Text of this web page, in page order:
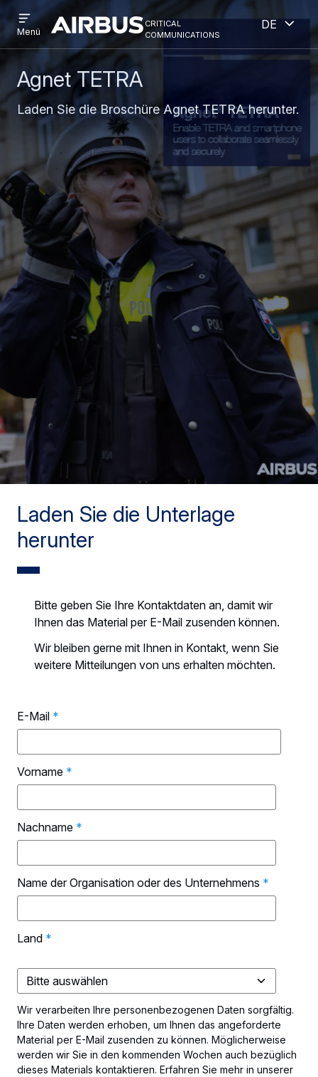
Direkt
zum
Inhalt
Skip
to
search
Criticalcommunications
critical
communications
Open
menu
Menü
Deutsch
Agnet TETRA
Laden Sie die Broschüre Agnet TETRA herunter.
Laden Sie die Unterlage
herunter
Bitte geben Sie Ihre Kontaktdaten an, damit wir
Ihnen das Material per E-Mail zusenden können.
Wir bleiben gerne mit Ihnen in Kontakt, wenn Sie
weitere Mitteilungen von uns erhalten möchten.
E-Mail *
Vorname *
Nachname *
Name der Organisation oder des Unternehmens *
Land *
Wir verarbeiten Ihre personenbezogenen Daten sorgfältig.
Ihre Daten werden erhoben, um Ihnen das angeforderte
Material per E-Mail zusenden zu können. Möglicherweise
werden wir Sie in den kommenden Wochen auch bezüglich
dieses Materials kontaktieren. Erfahren Sie mehr in unserer